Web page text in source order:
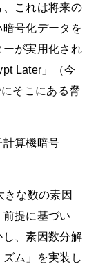
これは将来の
号化データを
が実用化され
Later」（今
そこにある脅
計算機暗号
な数の素因
提に基づい
、素因数分解
ム」を実装し